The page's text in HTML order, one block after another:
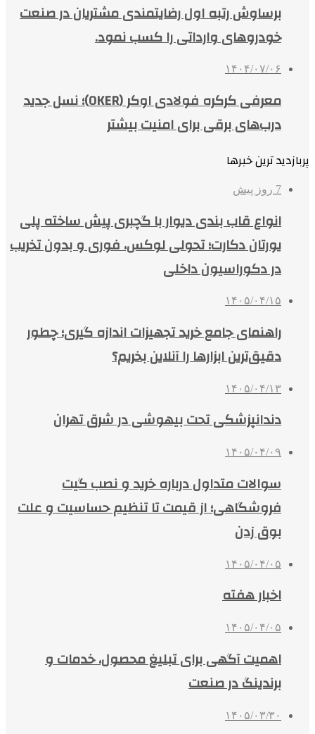
برساوش رتبه اول رضایتمندی مشتریان در صنعت
خودروهای وارداتی را کسب نمود.
۱۴۰۴/۰۷/۰۶
معرفی کرکره فولادی اوکر (OKER)؛ نسل جدید
درب‌های برقی برای امنیت بیشتر
پربازدید ترین خبرها
7 روز پیش
انواع قاب بندی دیوار با گچبری پیش ساخته پلی
یورتان دکارت؛ تحولی لوکس، فوری و بدون تخریب
در دکوراسیون داخلی
۱۴۰۵/۰۴/۱۵
راهنمای جامع خرید تجهیزات اندازه گیری؛ چطور
دقیق‌ترین ابزارها را آنلاین بخریم؟
۱۴۰۵/۰۴/۱۳
دندانپزشکی تحت بیهوشی در شرق تهران
۱۴۰۵/۰۴/۰۹
سوالات متداول درباره خرید و نصب گیت
فروشگاهی؛ از قیمت تا تنظیم حساسیت و علت
بوق زدن
۱۴۰۵/۰۴/۰۵
اخبار هفته
۱۴۰۵/۰۴/۰۵
اهمیت آگهی برای تبلیغ محصول، خدمات و
برندینگ در صنعت
۱۴۰۵/۰۳/۳۰